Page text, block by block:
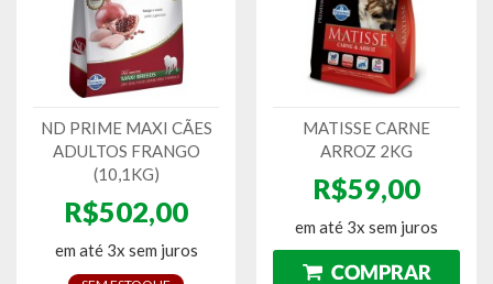
ND PRIME MAXI CÃES
ADULTOS FRANGO
(10,1KG)
R$502,00
em até 3x sem juros
MATISSE CARNE
ARROZ 2KG
R$59,00
em até 3x sem juros